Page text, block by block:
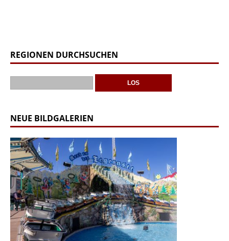
REGIONEN DURCHSUCHEN
NEUE BILDGALERIEN